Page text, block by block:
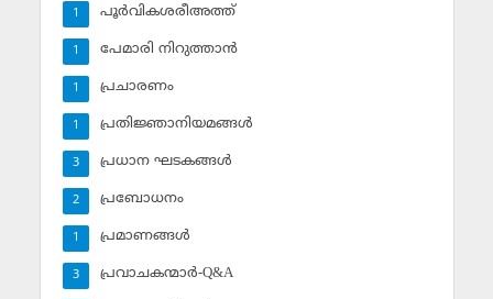
പൂര്‍വികശരീഅത്ത്
1
പേമാരി നിറുത്താന്‍
1
പ്രചാരണം
1
പ്രതിജ്ഞാനിയമങ്ങള്‍
1
പ്രധാന ഘടകങ്ങള്‍
3
പ്രബോധനം
2
പ്രമാണങ്ങള്‍
1
പ്രവാചകന്മാര്‍-Q&A
3